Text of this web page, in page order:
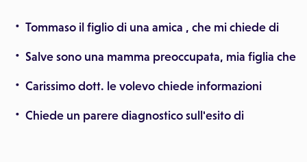
Tommaso il figlio di una amica , che mi chiede di
Salve sono una mamma preoccupata, mia figlia che
Carissimo dott. le volevo chiede informazioni
Chiede un parere diagnostico sull'esito di